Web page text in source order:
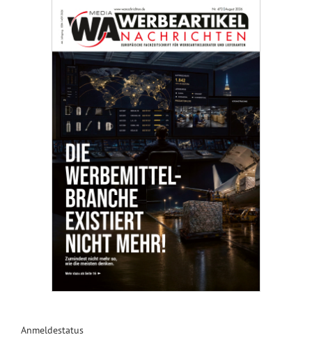
Anmeldestatus